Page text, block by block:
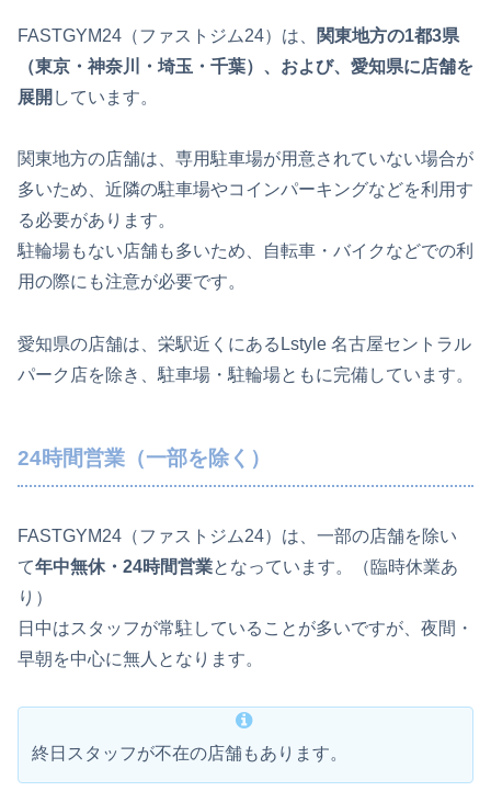
FASTGYM24（ファストジム24）は、
関東地方の1都3県
（東京・神奈川・埼玉・千葉）、および、愛知県に店舗を
展開 しています。
関東地方の店舗は、専用駐車場が用意されていない場合が
多いため、近隣の駐車場やコインパーキングなどを利用す
る必要があります。
駐輪場もない店舗も多いため、自転車・バイクなどでの利
用の際にも注意が必要です。
愛知県の店舗は、栄駅近くにあるLstyle 名古屋セントラル
パーク店を除き、駐車場・駐輪場ともに完備しています。
24時間営業（一部を除く）
FASTGYM24（ファストジム24）は、一部の店舗を除い
て年中無休・24時間営業となっています。（臨時休業あ
り）
日中はスタッフが常駐していることが多いですが、夜間・
早朝を中心に無人となります。
終日スタッフが不在の店舗もあります。